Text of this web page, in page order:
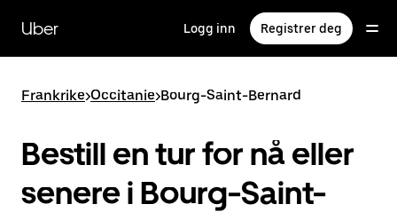
hovedinnholdet
Uber Logg inn Registrer deg
Frankrike>Occitanie>Bourg-Saint-Bernard
Bestill en tur for nå eller
senere i Bourg-Saint-